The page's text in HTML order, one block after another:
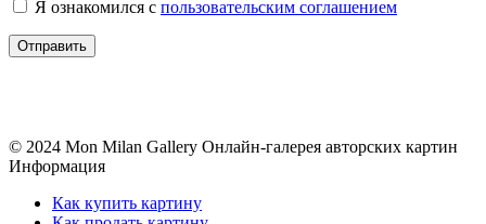
Я ознакомился с пользовательским соглашением
© 2024 Mon Milan Gallery Онлайн-галерея авторских картин
Информация
Как купить картину